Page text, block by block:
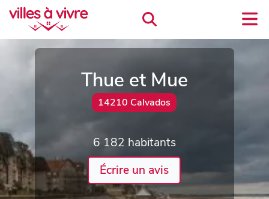
Thue et Mue
14210 Calvados
6 182 habitants
Écrire un avis